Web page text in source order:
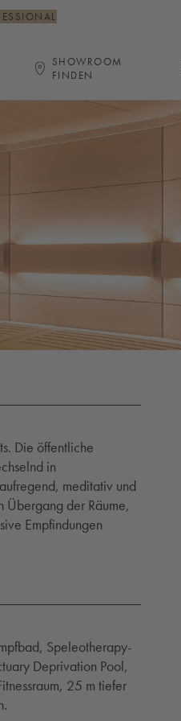
SHOWROOM
FINDEN
Die öffentliche
in
meditativ und
der Räume,
Empfindungen
Speleotherapy-
Deprivation Pool,
25 m tiefer